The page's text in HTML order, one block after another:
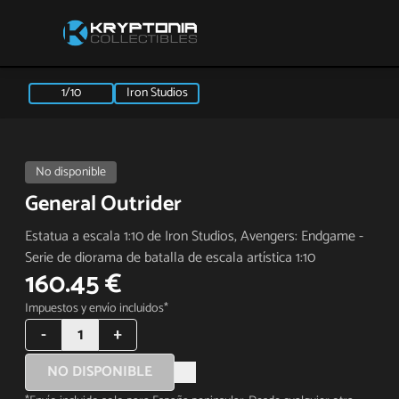
1/10 Iron Studios
No disponible
General Outrider
Estatua a escala 1:10 de Iron Studios, Avengers: Endgame -
Serie de diorama de batalla de escala artística 1:10
160.45 €
Impuestos y envío incluidos*
- 1 +
NO DISPONIBLE